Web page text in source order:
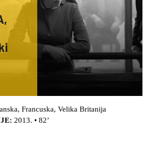
Francuska, Velika Britanija
2013. • 82’